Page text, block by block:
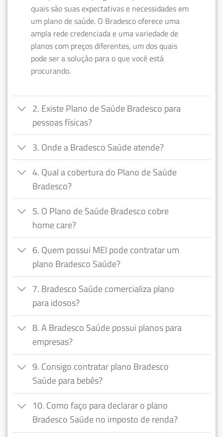
quais são suas expectativas e necessidades em
um plano de saúde. O Bradesco oferece uma
ampla rede credenciada e uma variedade de
planos com preços diferentes, um dos quais
pode ser a solução para o que você está
procurando.
2. Existe Plano de Saúde Bradesco para
pessoas físicas?
3. Onde a Bradesco Saúde atende?
4. Qual a cobertura do Plano de Saúde
Bradesco?
5. O Plano de Saúde Bradesco cobre
home care?
6. Quem possui MEI pode contratar um
plano Bradesco Saúde?
7. Bradesco Saúde comercializa plano
para idosos?
8. A Bradesco Saúde possui planos para
empresas?
9. Consigo contratar plano Bradesco
Saúde para bebês?
10. Como faço para declarar o plano
Bradesco Saúde no imposto de renda?